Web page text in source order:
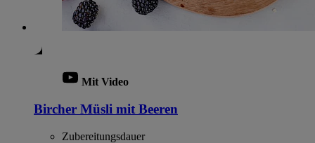
Mit Video
Bircher Müsli mit Beeren
Zubereitungsdauer